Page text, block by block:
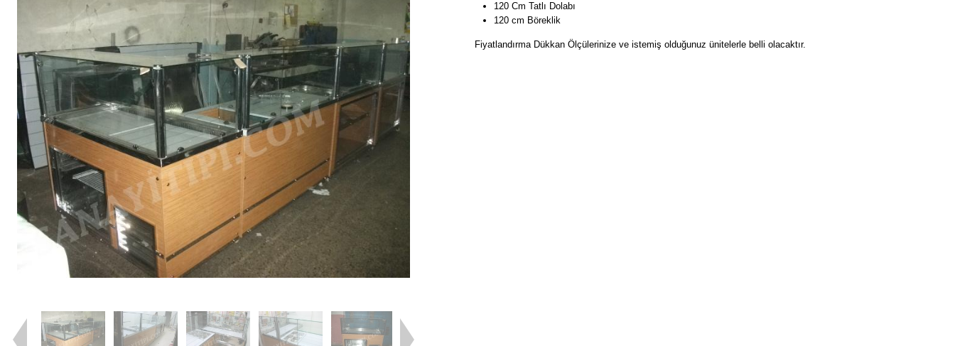
120 Cm Tatlı Dolabı
120 cm Böreklik
Fiyatlandırma Dükkan Ölçülerinize ve istemiş olduğunuz ünitelerle belli olacaktır.